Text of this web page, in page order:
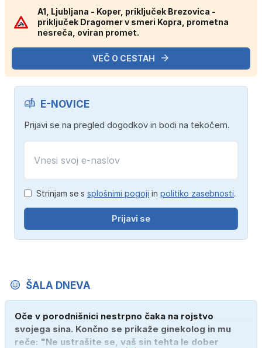
A1, Ljubljana - Koper, priključek Brezovica -
priključek Dragomer v smeri Kopra, prometna
nesreča, oviran promet.
VEČ O CESTAH
E-NOVICE
Prijavi se na pregled dogodkov in bodi na tekočem.
Strinjam se s splošnimi pogoji in politiko zasebnosti.
Prijavi se
ŠALA DNEVA
Oče v porodnišnici nestrpno čaka na rojstvo
svojega sina. Končno se prikaže ginekolog in mu
reče: "Ne ustrašite se, vaš sin tehta le dober